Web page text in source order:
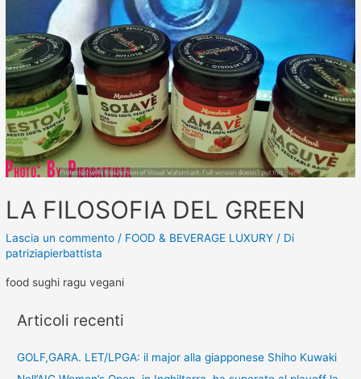
LA FILOSOFIA DEL GREEN
Lascia un commento / FOOD & BEVERAGE LUXURY / Di
patriziapierbattista
food sughi ragu vegani
Articoli recenti
GOLF,GARA. LET/LPGA: il major alla giapponese Shiho Kuwaki